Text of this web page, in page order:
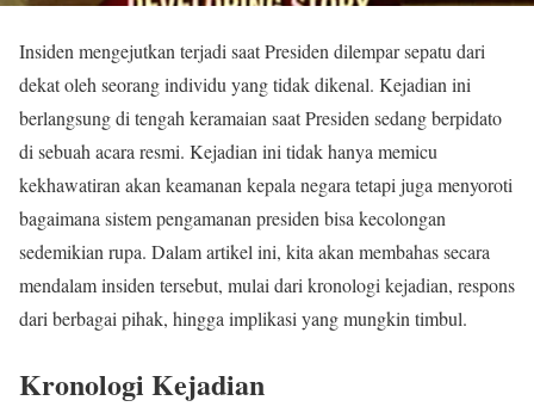
Insiden mengejutkan terjadi saat Presiden dilempar sepatu dari
dekat oleh seorang individu yang tidak dikenal. Kejadian ini
berlangsung di tengah keramaian saat Presiden sedang berpidato
di sebuah acara resmi. Kejadian ini tidak hanya memicu
kekhawatiran akan keamanan kepala negara tetapi juga menyoroti
bagaimana sistem pengamanan presiden bisa kecolongan
sedemikian rupa. Dalam artikel ini, kita akan membahas secara
mendalam insiden tersebut, mulai dari kronologi kejadian, respons
dari berbagai pihak, hingga implikasi yang mungkin timbul.
Kronologi Kejadian